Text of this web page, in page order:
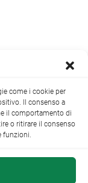
Contatti|
come i cookie per
Il consenso a
il comportamento di
o ritirare il consenso
funzioni.